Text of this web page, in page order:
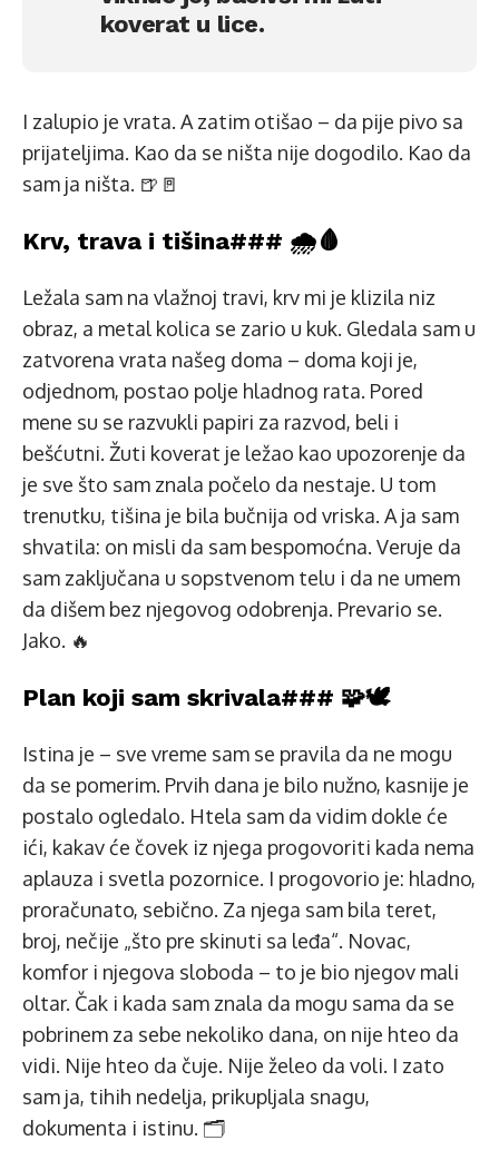
koverat u lice.
I zalupio je vrata. A zatim otišao – da pije pivo sa
prijateljima. Kao da se ništa nije dogodilo. Kao da
sam ja ništa. 🍺🚪
Krv, trava i tišina### 🌧️🩸
Ležala sam na vlažnoj travi, krv mi je klizila niz
obraz, a metal kolica se zario u kuk. Gledala sam u
zatvorena vrata našeg doma – doma koji je,
odjednom, postao polje hladnog rata. Pored
mene su se razvukli papiri za razvod, beli i
bešćutni. Žuti koverat je ležao kao upozorenje da
je sve što sam znala počelo da nestaje. U tom
trenutku, tišina je bila bučnija od vriska. A ja sam
shvatila: on misli da sam bespomoćna. Veruje da
sam zaključana u sopstvenom telu i da ne umem
da dišem bez njegovog odobrenja. Prevario se.
Jako. 🔥
Plan koji sam skrivala### 🧩🕊️
Istina je – sve vreme sam se pravila da ne mogu
da se pomerim. Prvih dana je bilo nužno, kasnije je
postalo ogledalo. Htela sam da vidim dokle će
ići, kakav će čovek iz njega progovoriti kada nema
aplauza i svetla pozornice. I progovorio je: hladno,
proračunato, sebično. Za njega sam bila teret,
broj, nečije „što pre skinuti sa leđa“. Novac,
komfor i njegova sloboda – to je bio njegov mali
oltar. Čak i kada sam znala da mogu sama da se
pobrinem za sebe nekoliko dana, on nije hteo da
vidi. Nije hteo da čuje. Nije želeo da voli. I zato
sam ja, tihih nedelja, prikupljala snagu,
dokumenta i istinu. 🗂️